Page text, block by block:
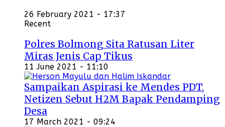
26 February 2021 - 17:37
Recent
Polres Bolmong Sita Ratusan Liter
Miras Jenis Cap Tikus
11 June 2021 - 11:10
Sampaikan Aspirasi ke Mendes PDT,
Netizen Sebut H2M Bapak Pendamping
Desa
17 March 2021 - 09:24